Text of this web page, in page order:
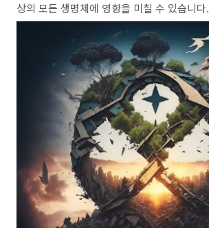
상의 모든 생명체에 영향을 미칠 수 있습니다.